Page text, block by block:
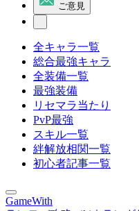
ご意見
全キャラ一覧
総合最強キャラ
全装備一覧
最強装備
リセマラ当たり
PvP最強
スキル一覧
絆解放相関一覧
初心者記事一覧
GameWith